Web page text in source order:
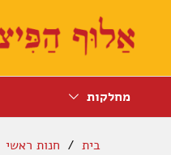
מחלקות
בית / חנות ראשי